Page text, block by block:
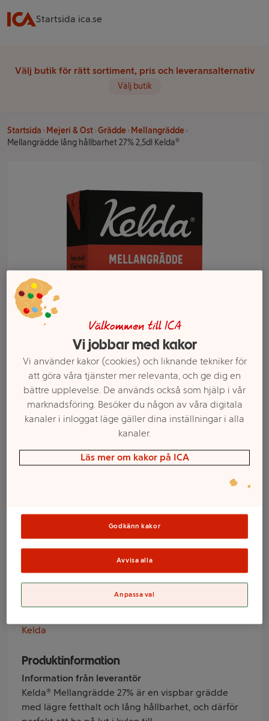
Startsida ica.se
Välj butik för rätt sortiment, pris och leveransalternativ
Välj butik
Startsida Mejeri & Ost Grädde
Mellangrädde
Mellangrädde lång hållbarhet 27% 2,5dl Kelda®
Mellangrädde
lång hållbarhet
27% 2,5dl Kelda®
Varumärke
Kelda
Produktinformation
Information från leverantör
Kelda® Mellangrädde 27% är en vispbar grädde
med lägre fetthalt och lång hållbarhet, och därför
Välj butik och handla
Sortimentet kan variera mellan butikerna
Välkommen till ICA
Vi jobbar med kakor
Vi använder kakor (cookies) och liknande tekniker för
att göra våra tjänster mer relevanta, och ge dig en
bättre upplevelse. De används också som hjälp i vår
marknadsföring. Besöker du någon av våra digitala
kanaler i inloggat läge gäller dina inställningar i alla
kanaler.
Läs mer om kakor på ICA
Godkänn kakor
Avvisa alla
Anpassa val